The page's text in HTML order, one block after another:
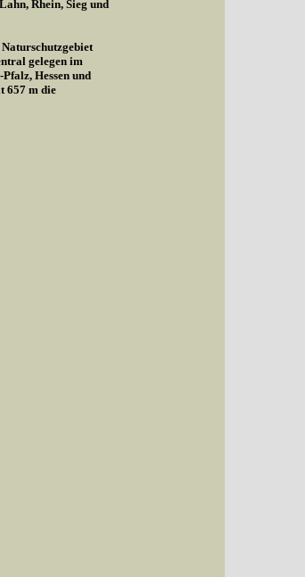
Rhein, Sieg und
gelegen im
Hessen und
657 m die